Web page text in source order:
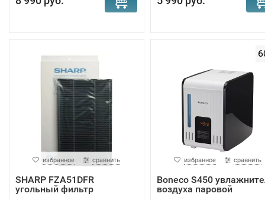
избранное сравнить
SHARP FZA51DFR
угольный фильтр
избранное сравнить
Boneco S450
воздуха паровой